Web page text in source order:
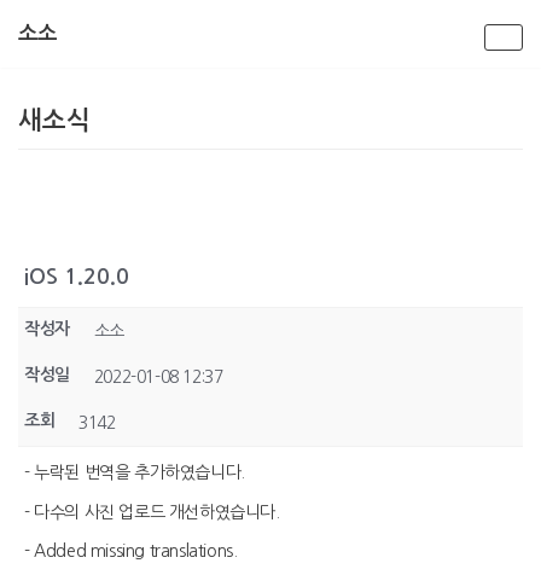
츠
소소
새소식
iOS 1.20.0
작성자 소소
작성일 2022-01-08 12:37
조회 3142
- 누락된 번역을 추가하였습니다.
- 다수의 사진 업로드 개선하였습니다.
- Added missing translations.